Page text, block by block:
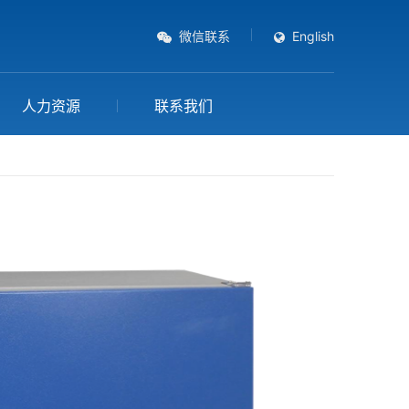
微信联系 English
人力资源 联系我们